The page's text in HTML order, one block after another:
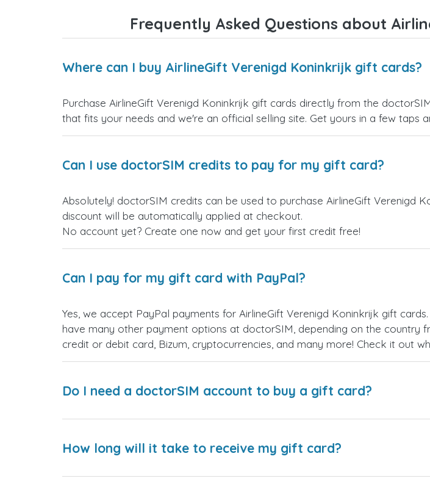
Frequently Asked Questions about
Where can I buy AirlineGift Verenigd Koninkrijk gift cards?
Purchase AirlineGift Verenigd Koninkrijk gift cards directly from the
that fits your needs and we're an official selling site. Get yours in a few taps
Can I use doctorSIM credits to pay for my gift card?
Absolutely! doctorSIM credits can be used to purchase AirlineGift Verenigd
discount will be automatically applied at checkout.
No account yet? Create one now and get your first credit free!
Can I pay for my gift card with PayPal?
Yes, we accept PayPal payments for AirlineGift Verenigd Koninkrijk gift
have many other payment options at doctorSIM, depending on the country
credit or debit card, Bizum, cryptocurrencies, and many more! Check it out
Do I need a doctorSIM account to buy a gift card?
How long will it take to receive my gift card?